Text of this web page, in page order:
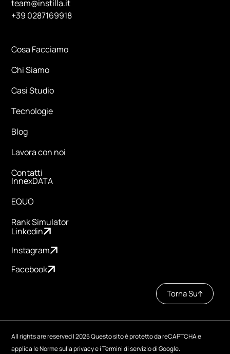
team@instilla.it
+39 0287169918
Cosa Facciamo
Chi Siamo
Casi Studio
Tecnologie
Blog
Lavora con noi
Contatti
InnexDATA
EQUO
Rank Simulator
Linkedin
Instagram
Facebook
Torna Su
All rights are reserved | 2025 Questo sito è protetto da reCAPTCHA e
applica le Norme sulla privacy e i Termini di servizio di Google.